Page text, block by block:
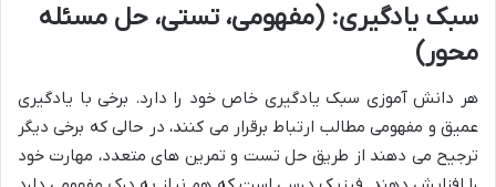
سبک یادگیری: (مفهومی، تستی، حل مسئله
محور)
هر دانش آموزی سبک یادگیری خاص خود را دارد. برخی با یادگیری
عمیق و مفهومی مطالب ارتباط برقرار می کنند، در حالی که برخی دیگر
ترجیح می دهند از طریق حل تست و تمرین های متعدد، مهارت خود